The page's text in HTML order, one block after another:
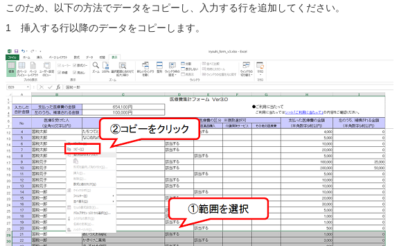
このため、以下の方法でデータをコピーし、入力する行を追加してください。
1 挿入する行以降のデータをコピーします。